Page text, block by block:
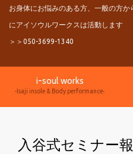
ン
お身体にお悩みのある方、一般の方
にアイソウルワークスは活動します
＞＞050-3699-1340
i-soul works
-Isaji insole & Body performance-
入谷式セミナー